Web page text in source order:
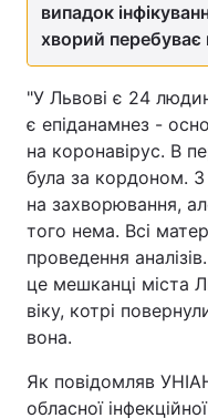
випадок
хворий
"У Львові є 24
є епіданамнез -
на коронавірус. В
була за кордоном.
на захворювання,
того нема. Всі
проведення
це мешканці міста
віку, котрі
вона.
Як повідомляв
обласної